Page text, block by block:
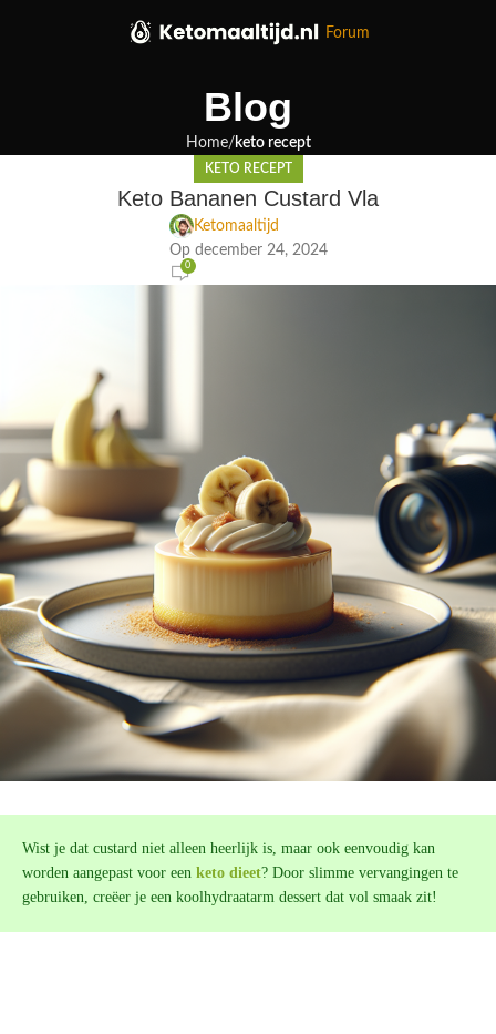
Forum
Blog
Home keto recept
KETO RECEPT
Keto Bananen Custard Vla
Ketomaaltijd
Op december 24, 2024
0
Wist je dat custard niet alleen heerlijk is, maar ook eenvoudig kan
worden aangepast voor een keto dieet? Door slimme vervangingen te
gebruiken, creëer je een koolhydraatarm dessert dat vol smaak zit!